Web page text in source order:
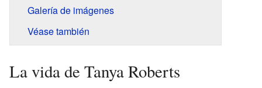
Galería de imágenes
Véase también
La vida de Tanya Roberts